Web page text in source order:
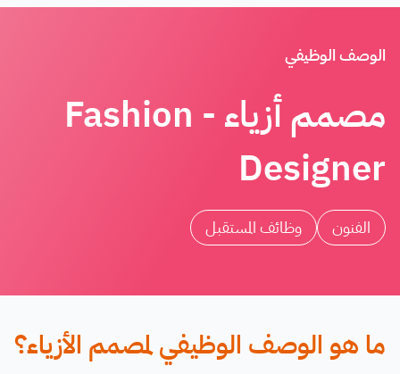
الوصف الوظيفي
مصمم أزياء - Fashion
Designer
الفنون وظائف المستقبل
ما هو الوصف الوظيفي لمصمم الأزياء؟